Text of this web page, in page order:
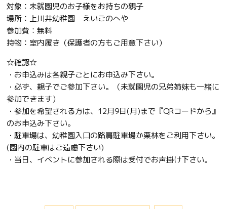
対象：未就園児のお子様をお持ちの親子
場所：上川井幼稚園 えいごのへや
参加費：無料
持物：室内履き（保護者の方もご用意下さい）
☆確認☆
・お申込みは各親子ごとにお申込み下さい。
・必ず、親子でご参加下さい。（未就園児の兄弟姉妹も一緒に
参加できます）
・参加を希望される方は、12月9日(月)まで『QRコードから』
のお申込み下さい。
・駐車場は、幼稚園入口の路肩駐車場か栗林をご利用下さい。
(園内の駐車はご遠慮下さい)
・当日、イベントに参加される際は受付でお声掛け下さい。